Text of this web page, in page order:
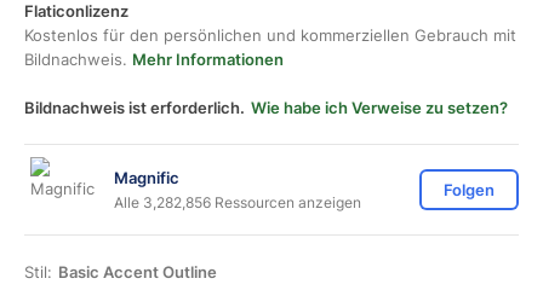
Flaticonlizenz
Kostenlos für den persönlichen und kommerziellen Gebrauch mit
Bildnachweis. Mehr Informationen
Bildnachweis ist erforderlich. Wie habe ich Verweise zu setzen?
Magnific
Alle 3,282,856 Ressourcen anzeigen
Folgen
Stil: Basic Accent Outline